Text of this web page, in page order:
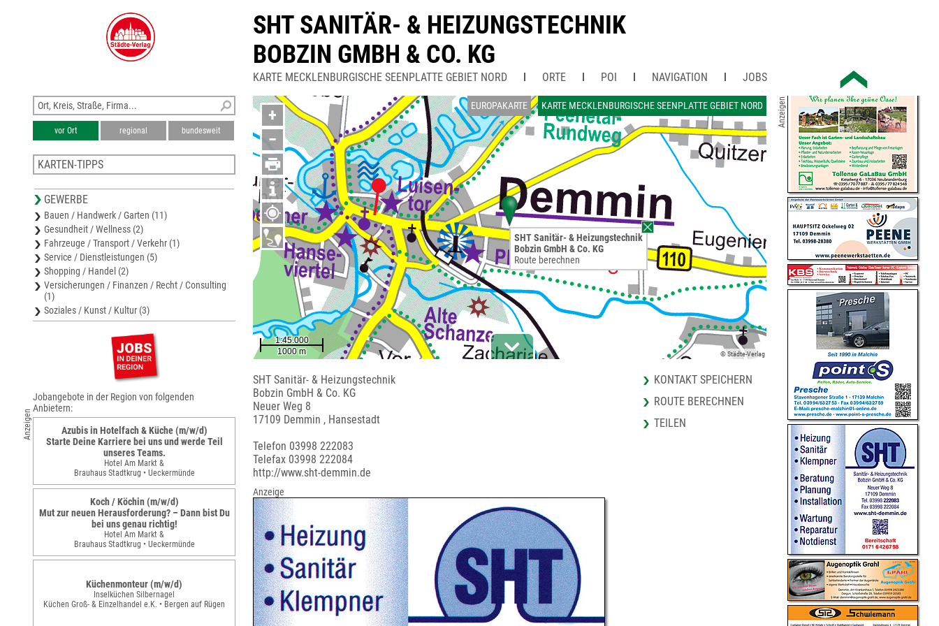
SHT SANITÄR- & HEIZUNGSTECHNIK
BOBZIN GMBH & CO. KG
KARTE MECKLENBURGISCHE SEENPLATTE GEBIET NORD ORTE POI NAVIGATION JOBS
EUROPAKARTE KARTE MECKLENBURGISCHE SEENPLATTE GEBIET NORD
+
−
© Städte-Verlag
SHT Sanitär- & Heizungstechnik
Bobzin GmbH & Co. KG
Route berechnen
SHT Sanitär- & Heizungstechnik
Bobzin GmbH & Co. KG
Neuer Weg 8
17109 Demmin , Hansestadt
Telefon 03998 222083
Telefax 03998 222084
http://www.sht-demmin.de
KONTAKT SPEICHERN
ROUTE BERECHNEN
TEILEN
Anzeige
vor Ort regional bundesweit
KARTEN-TIPPS
Stadtplan Grimmen
Stadtplan Malchin
Stadtplan Hansestadt Greifswald
Stadtplan Hansestadt Stralsund
GEWERBE
Bauen / Handwerk / Garten (11)
Gesundheit / Wellness (2)
Fahrzeuge / Transport / Verkehr (1)
Service / Dienstleistungen (5)
Shopping / Handel (2)
Versicherungen / Finanzen / Recht / Consulting
(1)
Soziales / Kunst / Kultur (3)
Anzeigen
Jobangebote in der Region von folgenden
Anbietern:
Azubis in Hotelfach & Küche (m/w/d)
Starte Deine Karriere bei uns und werde Teil
unseres Teams.
Hotel Am Markt &
Brauhaus Stadtkrug • Ueckermünde
Koch / Köchin (m/w/d)
Mut zur neuen Herausforderung? – Dann bist Du
bei uns genau richtig!
Hotel Am Markt &
Brauhaus Stadtkrug • Ueckermünde
Küchenmonteur (m/w/d)
Inselküchen Silbernagel
Küchen Groß- & Einzelhandel e.K. • Bergen auf Rügen
Anzeigen